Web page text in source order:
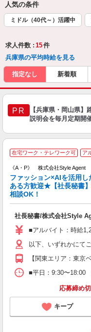
人気の条件
ミドル（40代～）活躍中
求人件数 : 15件
兵庫県の平均時給を見る
指定なし 新着順
PR
【兵庫県・岡山県
説明会を毎月定期開
在宅ワーク・テレワーク可 ア
《A・P》 株式会社Style Agent
ファッション×AIを活用
ある方歓迎★【社長秘書
相談OK！
社長秘書/株式会社Style
■アルバイト：時給
以下、いずれかにて
【関東エリア：東
■平日：9:30〜18:00
応募締め
キープ